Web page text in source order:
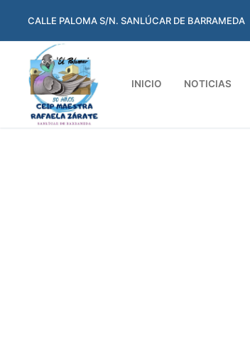
contenido
CALLE PALOMA S/N. SANLÚCAR DE BARRAMEDA
INICIO NOTICIAS